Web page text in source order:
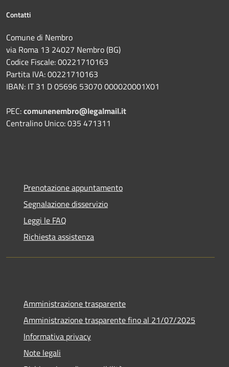
Contatti
Comune di Nembro
via Roma 13 24027 Nembro (BG)
Codice Fiscale: 00221710163
Partita IVA: 00221710163
IBAN: IT 31 D 05696 53070 000020001X01
PEC:comunenembro@legalmail.it
Centralino Unico: 035 471311
Prenotazione appuntamento
Segnalazione disservizio
Leggi le FAQ
Richiesta assistenza
Amministrazione trasparente
Amministrazione trasparente fino al 21/07/2025
Informativa privacy
Note legali